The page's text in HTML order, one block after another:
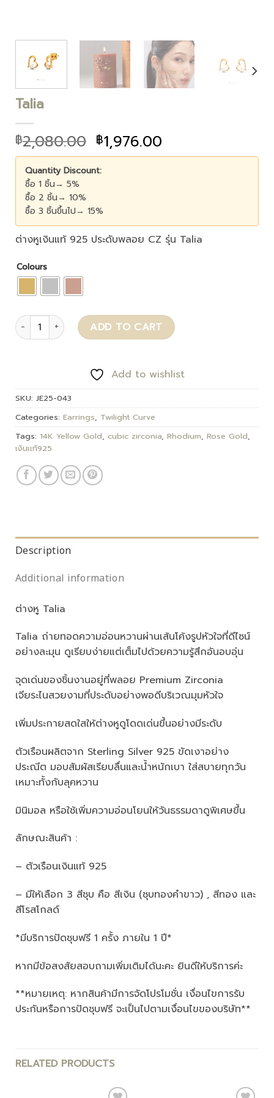
Talia
฿2,080.00 ฿1,976.00
Quantity Discount:
ซื้อ 1 ชิ้น→ 5%
ซื้อ 2 ชิ้น→ 10%
ซื้อ 3 ชิ้นขึ้นไป→ 15%
ต่างหูเงินแท้ 925 ประดับพลอย CZ รุ่น Talia
Colours
Talia quantity ADD TO CART
Add to wishlist
SKU: JE25-043
Categories: Earrings, Twilight Curve
Tags: 14K Yellow Gold, cubic zirconia, Rhodium, Rose Gold,
เงินเเท้925
Description
Additional information
ต่างหู Talia
Talia ถ่ายทอดความอ่อนหวานผ่านเส้นโค้งรูปหัวใจที่ดีไซน์
อย่างละมุน ดูเรียบง่ายแต่เต็มไปด้วยความรู้สึกอันอบอุ่น
จุดเด่นของชิ้นงานอยู่ที่พลอย Premium Zirconia
เจียระไนสวยงามที่ประดับอย่างพอดีบริเวณมุมหัวใจ
เพิ่มประกายสดใสให้ต่างหูดูโดดเด่นขึ้นอย่างมีระดับ
ตัวเรือนผลิตจาก Sterling Silver 925 ขัดเงาอย่าง
ประณีต มอบสัมผัสเรียบลื่นและน้ำหนักเบา ใส่สบายทุกวัน
เหมาะทั้งกับลุคหวาน
มินิมอล หรือใช้เพิ่มความอ่อนโยนให้วันธรรมดาดูพิเศษขึ้น
ลักษณะสินค้า :
– ตัวเรือนเงินแท้ 925
– มีให้เลือก 3 สีชุบ คือ สีเงิน (ชุบทองคำขาว) , สีทอง และ
สีโรสโกลด์
*มีบริการปัดชุบฟรี 1 ครั้ง ภายใน 1 ปี*
หากมีข้อสงสัยสอบถามเพิ่มเติมได้นะคะ ยินดีให้บริการค่ะ
**หมายเหตุ: หากสินค้ามีการจัดโปรโมชั่น เงื่อนไขการรับ
ประกันหรือการปัดชุบฟรี จะเป็นไปตามเงื่อนไขของบริษัท**
RELATED PRODUCTS